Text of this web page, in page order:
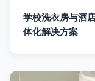
学校洗衣房与酒
体化解决方案